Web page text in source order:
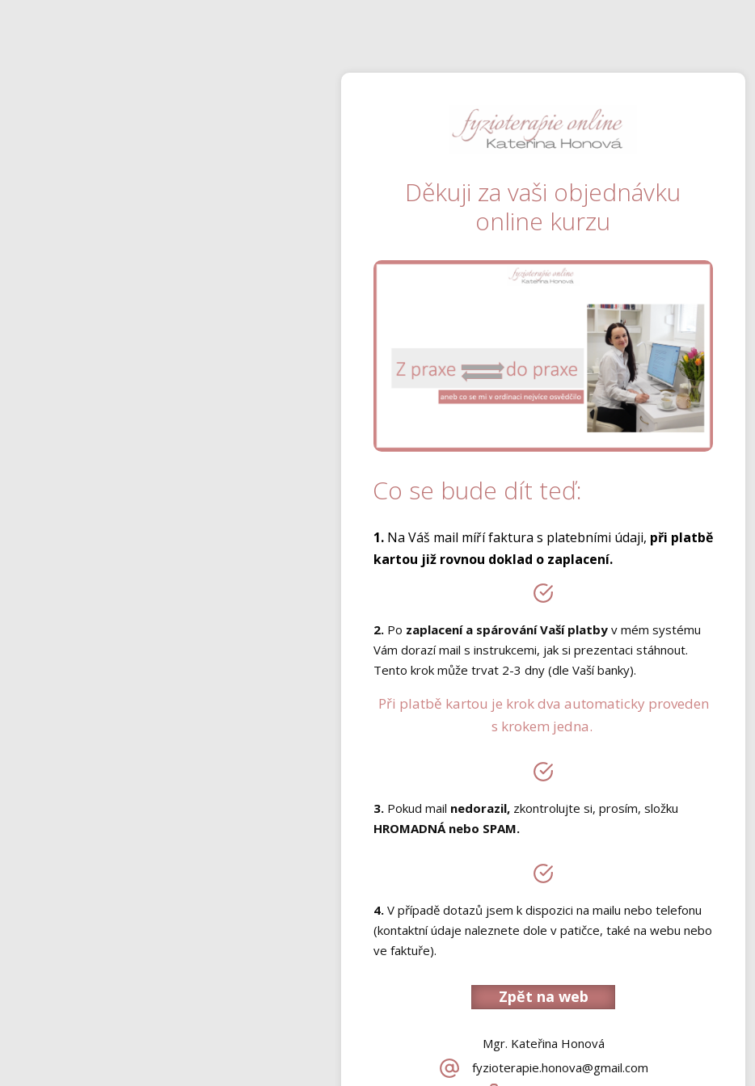
Děkuji za vaši objednávku
online kurzu
Co se bude dít teď:
1. Na Váš mail míří faktura s platebními údaji, při platbě
kartou již rovnou doklad o zaplacení.
2. Po zaplacení a spárování Vaší platby v mém systému
Vám dorazí mail s instrukcemi, jak si prezentaci stáhnout.
Tento krok může trvat 2-3 dny (dle Vaší banky).
Při platbě kartou je krok dva automaticky proveden
s krokem jedna.
3. Pokud mail nedorazil, zkontrolujte si, prosím, složku
HROMADNÁ nebo SPAM.
4. V případě dotazů jsem k dispozici na mailu nebo telefonu
(kontaktní údaje naleznete dole v patičce, také na webu nebo
ve faktuře).
Zpět na web
Mgr. Kateřina Honová
fyzioterapie.honova@gmail.com